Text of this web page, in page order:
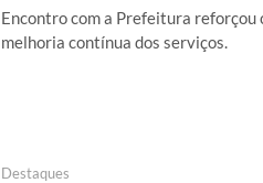
Encontro com a Prefeitura reforçou
melhoria contínua dos serviços.
Destaques